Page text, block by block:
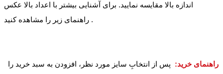
اندازه بالا مقایسه نمایید. برای آشنایی بیشتر با اعداد بالا عکس
راهنمای زیر را مشاهده کنید .
راهنمای خرید: پس از انتخابِ سایز مورد نظر، افزودن به سبد خرید را